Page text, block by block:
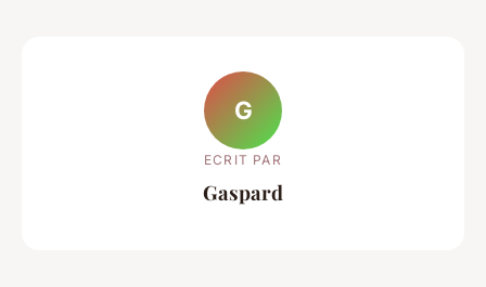
G
ECRIT PAR
Gaspard